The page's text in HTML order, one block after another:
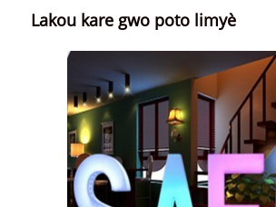
Lakou kare gwo poto limyè